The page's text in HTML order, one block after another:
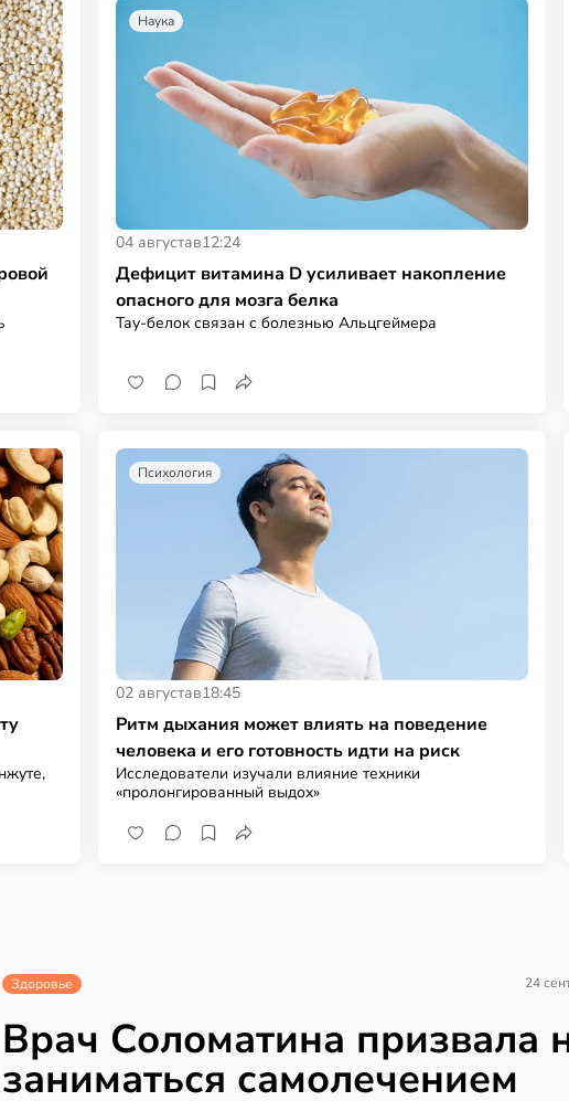
Наука
04 августав12:24
Дефицит витамина D усиливает накопление
опасного для мозга белка
Тау-белок связан с болезнью Альцгеймера
Психология
02 августав18:45
Ритм дыхания может влиять на поведение
человека и его готовность идти на риск
Исследователи изучали влияние техники
«пролонгированный выдох»
Здоровье 24
Врач Соломатина призвала
заниматься самолечением